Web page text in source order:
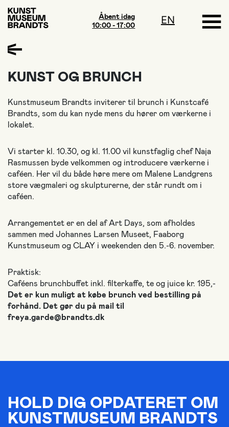
Åbent idag
10:00 - 17:00
EN
KUNST OG BRUNCH
Kunstmuseum Brandts inviterer til brunch i Kunstcafé
Brandts, som du kan nyde mens du hører om værkerne i
lokalet.
Vi starter kl. 10.30, og kl. 11.00 vil kunstfaglig chef Naja
Rasmussen byde velkommen og introducere værkerne i
caféen. Her vil du både høre mere om Malene Landgrens
store vægmaleri og skulpturerne, der står rundt om i
caféen.
Arrangementet er en del af Art Days, som afholdes
sammen med Johannes Larsen Museet, Faaborg
Kunstmuseum og CLAY i weekenden den 5.-6. november.
Praktisk:
Caféens brunchbuffet inkl. filterkaffe, te og juice kr. 195,-
Det er kun muligt at købe brunch ved bestilling på
forhånd. Det gør du på mail til
freya.garde@brandts.dk
HOLD DIG OPDATERET OM
KUNSTMUSEUM BRANDTS